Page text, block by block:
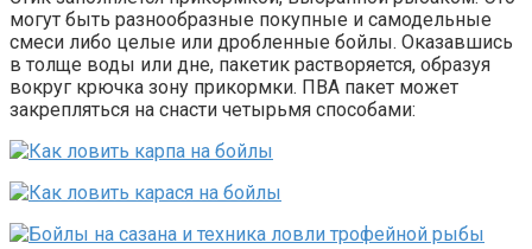
могут быть разнообразные покупные и самодельные
смеси либо целые или дробленные бойлы. Оказавшись
в толще воды или дне, пакетик растворяется, образуя
вокруг крючка зону прикормки. ПВА пакет может
закрепляться на снасти четырьмя способами: